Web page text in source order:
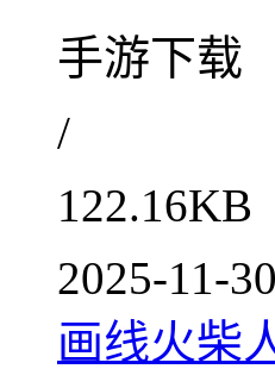
手游下载
/
122.16KB
2025-11-
画线火柴